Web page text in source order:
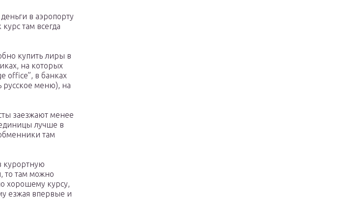
в аэропорту
там всегда
купить лиры в
на которых
office”, в банках
русское меню), на
заезжают менее
лучше в
там
курортную
то там можно
хорошему курсу,
езжая впервые и